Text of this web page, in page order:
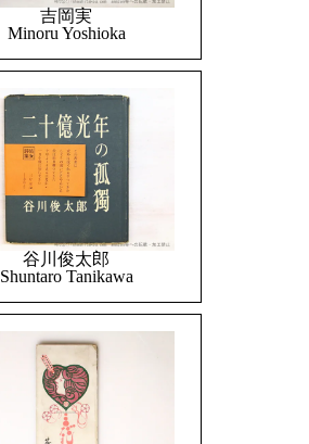
吉岡実
Minoru Yoshioka
谷川俊太郎
Shuntaro Tanikawa